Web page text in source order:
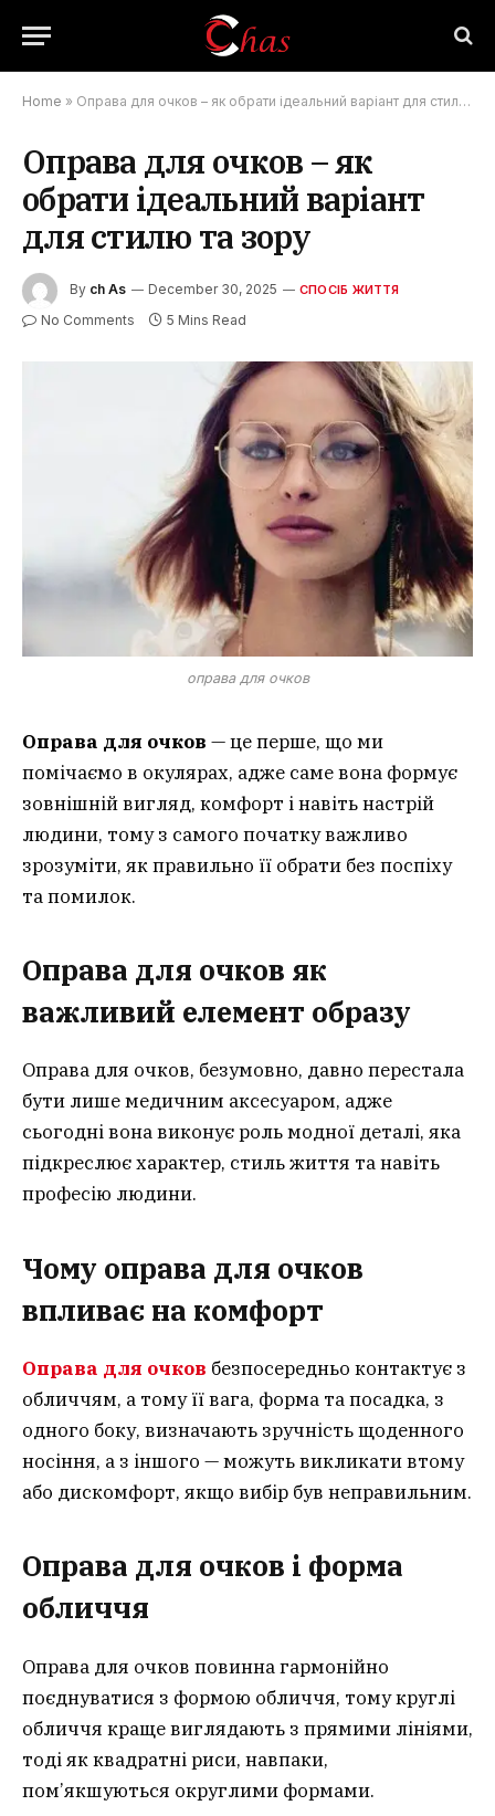
Home » Оправа для очков – як обрати ідеальний варіант для стилю та зору
Оправа для очков – як
обрати ідеальний варіант
для стилю та зору
By ch As December 30, 2025 СПОСІБ ЖИТТЯ
No Comments 5 Mins Read
оправа для очков
Оправа для очков — це перше, що ми
помічаємо в окулярах, адже саме вона формує
зовнішній вигляд, комфорт і навіть настрій
людини, тому з самого початку важливо
зрозуміти, як правильно її обрати без поспіху
та помилок.
Оправа для очков як
важливий елемент образу
Оправа для очков, безумовно, давно перестала
бути лише медичним аксесуаром, адже
сьогодні вона виконує роль модної деталі, яка
підкреслює характер, стиль життя та навіть
професію людини.
Чому оправа для очков
впливає на комфорт
Оправа для очков безпосередньо контактує з
обличчям, а тому її вага, форма та посадка, з
одного боку, визначають зручність щоденного
носіння, а з іншого — можуть викликати втому
або дискомфорт, якщо вибір був неправильним.
Оправа для очков і форма
обличчя
Оправа для очков повинна гармонійно
поєднуватися з формою обличчя, тому круглі
обличчя краще виглядають з прямими лініями,
тоді як квадратні риси, навпаки,
пом’якшуються округлими формами.